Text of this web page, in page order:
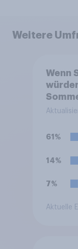
Weitere
Wenn
61%
14%
7%
Aktuelle